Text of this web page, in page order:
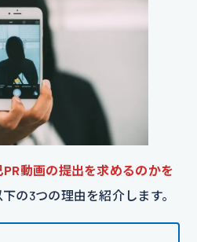
動画の提出を求めるのかを
の3つの理由を紹介します。